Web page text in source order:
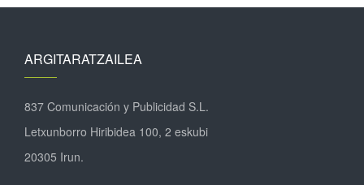
ARGITARATZAILEA
837 Comunicación y Publicidad S.L.
Letxunborro Hiribidea 100, 2 eskubi
20305 Irun.